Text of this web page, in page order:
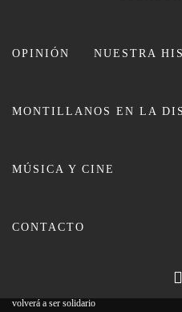
OPINIÓN NUESTRA
MONTILLANOS EN LA
MÚSICA Y CINE
CONTACTO
Récord de
volverá a ser solidario